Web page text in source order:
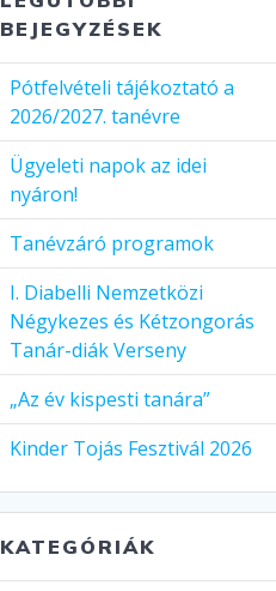
BEJEGYZÉSEK
Pótfelvételi tájékoztató a
2026/2027. tanévre
Ügyeleti napok az idei
nyáron!
Tanévzáró programok
I. Diabelli Nemzetközi
Négykezes és Kétzongorás
Tanár-diák Verseny
„Az év kispesti tanára”
Kinder Tojás Fesztivál 2026
KATEGÓRIÁK